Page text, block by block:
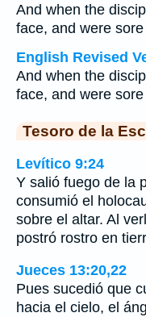
And when the
face, and were
English Revised
And when the
face, and were
Tesoro de la
Levítico 9:24
Y salió fuego de la
consumió el
sobre el altar. Al
postró rostro en
Jueces 13:20,22
Pues sucedió que
hacia el cielo, el